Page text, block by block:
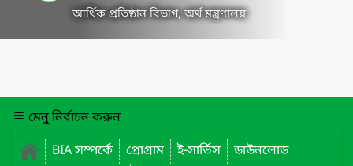
আর্থিক প্রতিষ্ঠান বিভাগ, অর্থ মন্ত্রণালয়
মেনু নির্বাচন করুন
BIA সম্পর্কে
প্রোগ্রাম ই-সার্ভিস
ডাউনলোড